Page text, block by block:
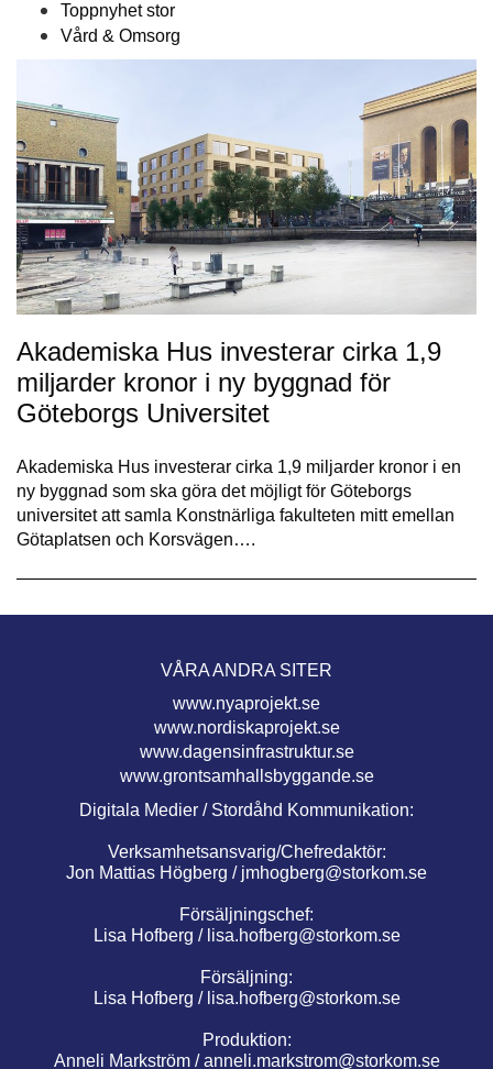
Toppnyhet stor
Vård & Omsorg
Akademiska Hus investerar cirka 1,9
miljarder kronor i ny byggnad för
Göteborgs Universitet
Akademiska Hus investerar cirka 1,9 miljarder kronor i en
ny byggnad som ska göra det möjligt för Göteborgs
universitet att samla Konstnärliga fakulteten mitt emellan
Götaplatsen och Korsvägen….
VÅRA ANDRA SITER
www.nyaprojekt.se
www.nordiskaprojekt.se
www.dagensinfrastruktur.se
www.grontsamhallsbyggande.se
Digitala Medier / Stordåhd Kommunikation:
Verksamhetsansvarig/Chefredaktör:
Jon Mattias Högberg / jmhogberg@storkom.se
Försäljningschef:
Lisa Hofberg / lisa.hofberg@storkom.se
Försäljning:
Lisa Hofberg / lisa.hofberg@storkom.se
Produktion:
Anneli Markström /anneli.markstrom@storkom.se